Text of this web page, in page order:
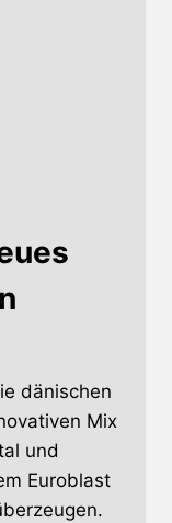
dänischen
Mix
und
Euroblast